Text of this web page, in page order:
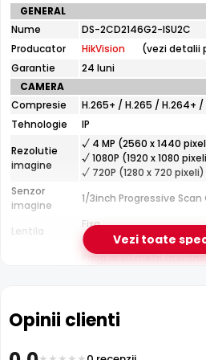
Infrarosu 30m
HikVision DS-2CD2146G2-ISU2C
infrarosu cu raza de actiune de
vizibilitate clara pe intuneric total.
invizibile ochiului uman si nu
Specificatii
tehnice
HikVision
DS-
2CD2146G2-
ISU2C
GENERAL
Nume
DS-2CD2146G2-ISU2C
Producator
HikVision
(vezi detalii
Garantie
24 luni
CAMERA
Compresie
H.265+ / H.265 / H.264+ /
Tehnologie
IP
Rezolutie
imagine
√ 4 MP (2560 x 1440
√ 1080P (1920 x 1080
√ 720P (1280 x 720
Senzor
imagine
1/3inch Progressive Scan
Lentila
Fixa
Distanta focala: 2.8
Pana la 30 metri
Format
Dome
Protectie
Exterior
Metal
Vezi toate
Opinii clienti